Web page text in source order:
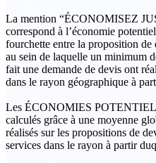
La mention “ÉCONOMISEZ
correspond à l’économie
fourchette entre la proposition de
au sein de laquelle un minimum
fait une demande de devis ont
dans le rayon géographique à
Les ÉCONOMIES
calculés grâce à une moyenne
réalisés sur les propositions de
services dans le rayon à partir